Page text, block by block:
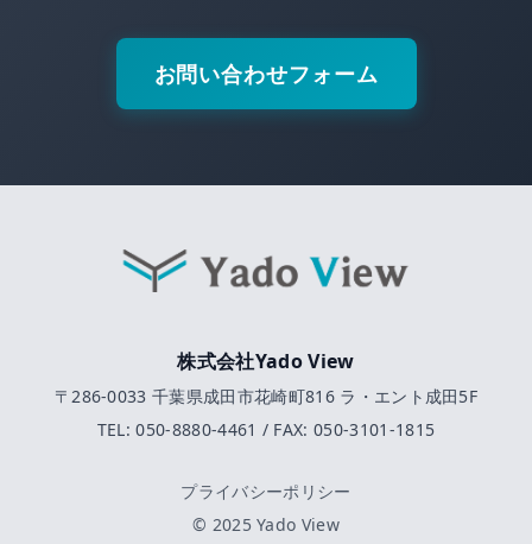
お問い合わせフォーム
株式会社Yado View
〒286-0033 千葉県成田市花崎町816 ラ・エント成田5F
TEL: 050-8880-4461 / FAX: 050-3101-1815
プライバシーポリシー
© 2025 Yado View